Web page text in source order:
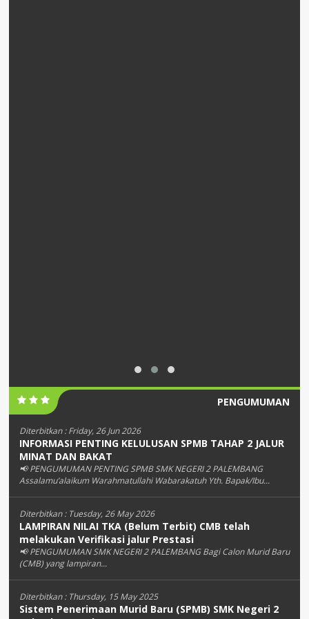
PENGUMUMAN
Diterbitkan :Friday, 26 Jun 2026
INFORMASI PENTING KELULUSAN SPMB TAHAP 2 JALUR
MINAT DAN BAKAT
📢 PENGUMUMAN PENTING SPMB SMK NEGERI 2 PALEMBANG
Assalamu’alaikum Warahmatullahi Wabarakatuh Yth. Bapak/Ibu...
Diterbitkan : Tuesday, 26 May 2026
LAMPIRAN NILAI TKA (Belum Terbit) CMB telah
melakukan Verifikasi jalur Prestasi
📢 PENGUMUMAN SMK NEGERI 2 PALEMBANG Bagi Calon Murid Baru
(CMB) yang lampiran...
Diterbitkan : Thursday, 15 May 2025
Sistem Penerimaan Murid Baru (SPMB) SMK Negeri 2